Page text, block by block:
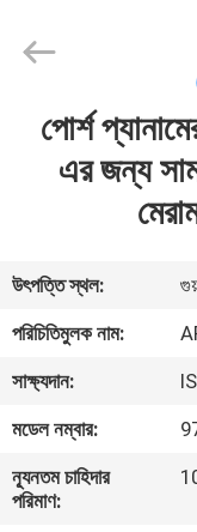
বাড়ি
ভিডিও
সম্পর্কে
কারখানা
PARTS
Reserved.পোর্শ
এর জন্য
উৎপত্তি স্থল:
পরিচিতিমুলক নাম:
সাক্ষ্যদান:
মডেল নম্বার:
ন্যূনতম চাহিদার
পরিমাণ: